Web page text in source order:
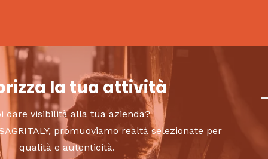
la tua attività
dare visibilità alla tua azienda?
promuoviamo realtà selezionate per
qualità e autenticità.